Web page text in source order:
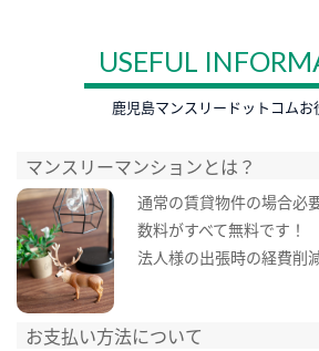
USEFUL
鹿児島マンスリードットコムお
マンスリーマンションとは？
通常の賃貸物件の場合必
数料がすべて無料です！
法人様の出張時の経費削
お支払い方法について